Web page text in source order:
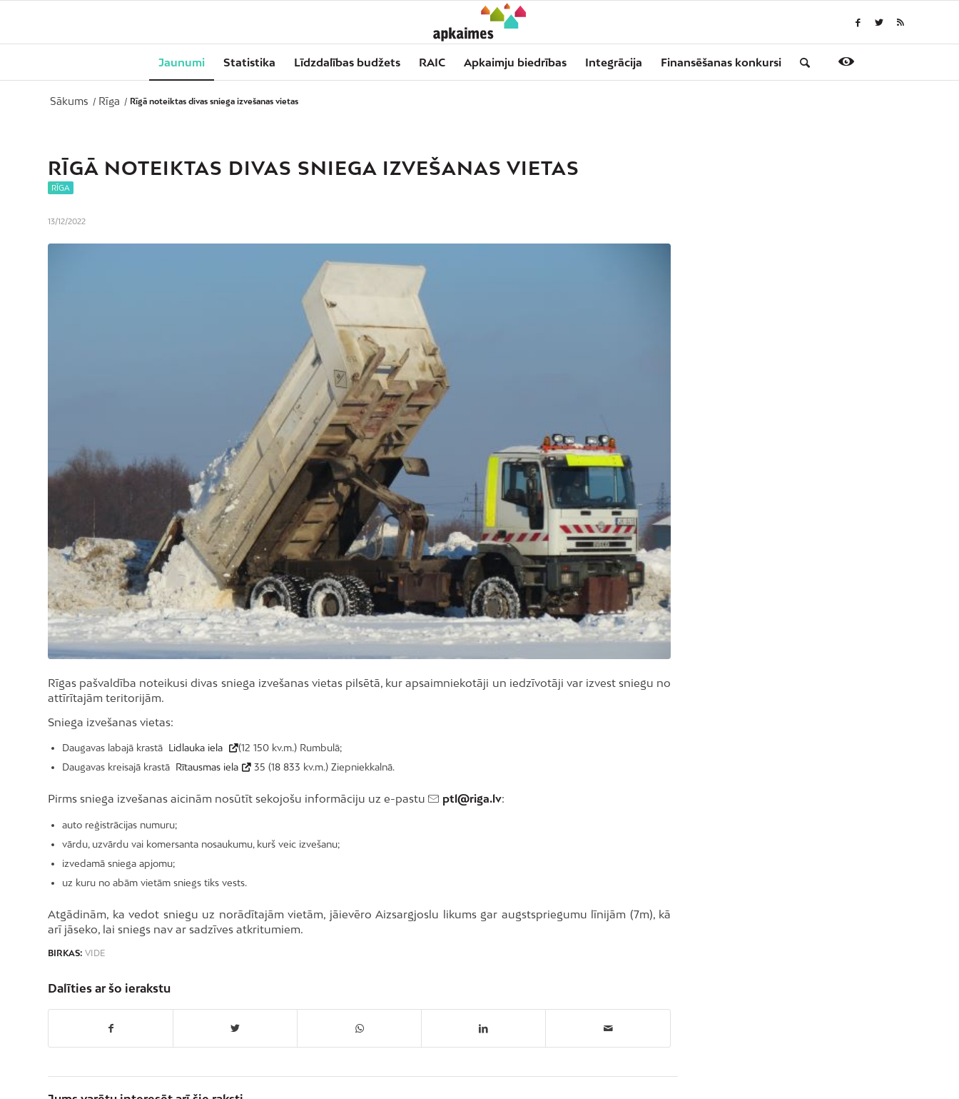
Jaunumi Statistika Līdzdalības budžets RAIC Apkaimju biedrības Integrācija Finansēšanas konkursi
Sākums / Rīga / Rīgā noteiktas divas sniega izvešanas vietas
RĪGĀ NOTEIKTAS DIVAS SNIEGA IZVEŠANAS VIETAS
RĪGA
13/12/2022
Rīgas pašvaldība noteikusi divas sniega izvešanas vietas pilsētā, kur apsaimniekotāji un iedzīvotāji var izvest sniegu no
attīrītajām teritorijām.
Sniega izvešanas vietas:
Daugavas labajā krastā Lidlauka iela
(12 150 kv.m.) Rumbulā;
Daugavas kreisajā krastā Rītausmas iela 35 (18 833 kv.m.) Ziepniekkalnā.
Pirms sniega izvešanas aicinām nosūtīt sekojošu informāciju uz e-pastu ptl@riga.lv:
auto reģistrācijas numuru;
vārdu, uzvārdu vai komersanta nosaukumu, kurš veic izvešanu;
izvedamā sniega apjomu;
uz kuru no abām vietām sniegs tiks vests.
Atgādinām, ka vedot sniegu uz norādītajām vietām, jāievēro Aizsargjoslu likums gar augstspriegumu līnijām (7m), kā
arī jāseko, lai sniegs nav ar sadzīves atkritumiem.
BIRKAS: VIDE
Dalīties ar šo ierakstu